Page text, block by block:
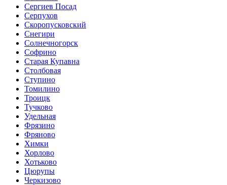
Сергиев Посад
Серпухов
Скоропусковский
Снегири
Солнечногорск
Софрино
Старая Купавна
Столбовая
Ступино
Томилино
Троицк
Тучково
Удельная
Фрязино
Фряново
Химки
Хорлово
Хотьково
Цюрупы
Черкизово